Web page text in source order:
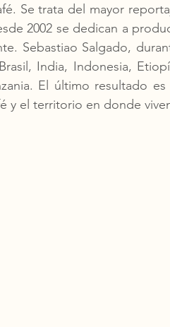
Se trata del mayor
2002 se dedican a
Sebastiao Salgado,
India, Indonesia,
El último resultado es